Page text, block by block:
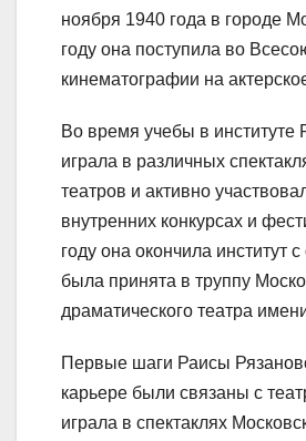
ноября 1940 года в городе
году она поступила во
кинематографии на
Во время учебы в институте
играла в различных
театров и активно
внутренних конкурсах и
году она окончила институт
была принята в труппу
драматического театра
Первые шаги Раисы
карьере были связаны с
играла в спектаклях